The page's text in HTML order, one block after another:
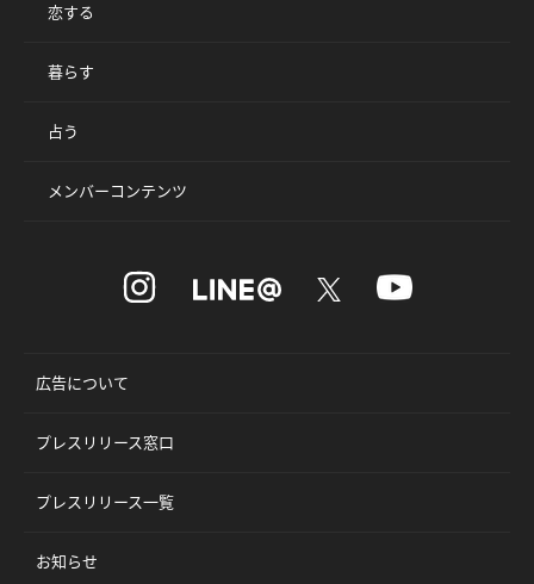
恋する
暮らす
占う
メンバーコンテンツ
広告について
プレスリリース窓口
プレスリリース一覧
お知らせ